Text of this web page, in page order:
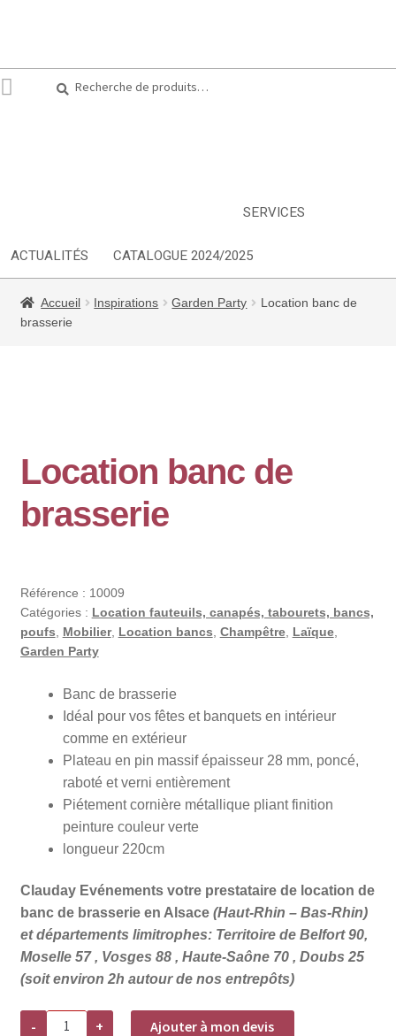
pour :
SERVICES
ACTUALITÉS CATALOGUE 2024/2025
Accueil Inspirations Garden Party
Location banc de
brasserie
Location banc de
brasserie
Référence : 10009
Catégories : Location fauteuils, canapés, tabourets, bancs,
poufs
Mobilier, Location bancs Champêtre, Laïque,
Garden Party
Banc de brasserie
Idéal pour vos fêtes et banquets en intérieur
comme en extérieur
Plateau en pin massif épaisseur 28 mm, poncé,
raboté et verni entièrement
Piétement cornière métallique pliant finition
peinture couleur verte
longueur 220cm
Clauday Evénements votre prestataire de location de
banc de brasserie en Alsace (Haut-Rhin – Bas-Rhin)
et départements limitrophes: Territoire de Belfort 90,
Moselle 57 , Vosges 88 , Haute-Saône 70 , Doubs 25
(soit environ 2h autour de nos entrepôts)
-
quantité
+ Ajouter à mon devis